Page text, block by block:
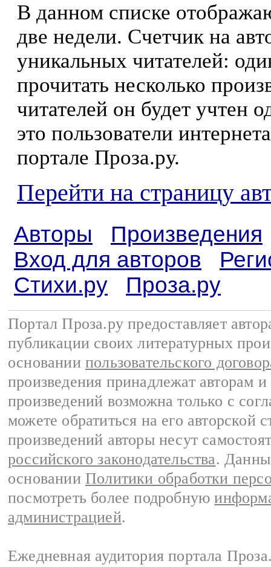
В данном списке
две недели. Счетчик на
уникальных читателей:
прочитать несколько
читателей он будет учтен
это пользователи
портале Проза.ру.
Перейти на страницу
Авторы
Произведения
Вход для авторов
Стихи.ру
Проза.ру
Портал Проза.ру предоставляет
публикации своих литературных
основании пользовательского
произведения принадлежат авторам
произведений возможна только с
можете обратиться на его авторской
произведений авторы несут
российского законодательства.
основании Политики обработки
посмотреть более подробную
администрацией.
Ежедневная аудитория портала